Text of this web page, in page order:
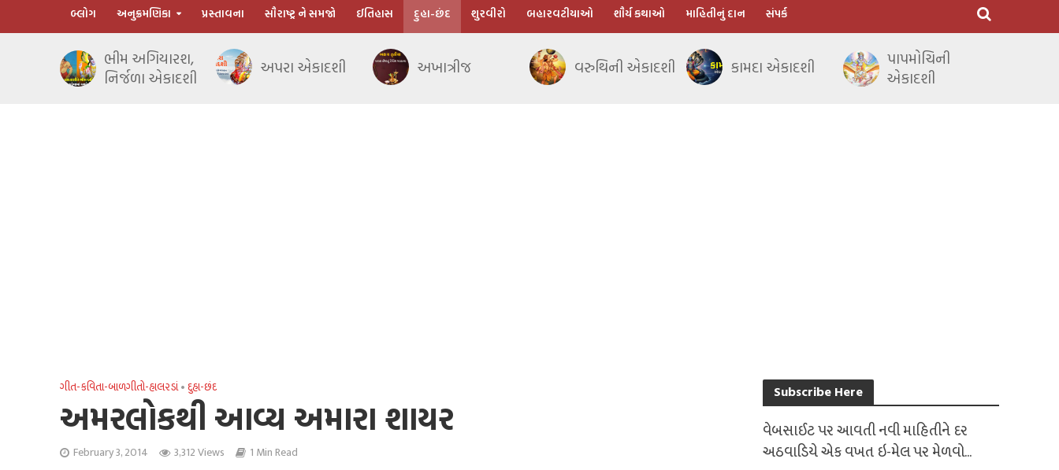
બ્લોગ અનુક્રમણિકા પ્રસ્તાવના સૌરાષ્ટ્ર ને સમજો ઈતિહાસ દુહા-છંદ શુરવીરો બહારવટીયાઓ શૌર્ય કથાઓ માહિતીનું દાન સંપર્ક
ભીમ અગિયારશ,
નિર્જળા એકાદશી
અપરા એકાદશી અખાત્રીજ વરુથિની એકાદશી કામદા એકાદશી
પાપમોચિની
એકાદશી
ગીત-કવિતા-બાળગીતો-હાલરડાં• દુહા-છંદ
અમરલોકથી આવ્ય અમારા શાયર
February 3, 2014 3,312 Views 1 Min Read
Subscribe Here
વેબસાઈટ પર આવતી નવી માહિતીને દર
અઠવાડિયે એક વખત ઇ-મેલ પર મેળવો...